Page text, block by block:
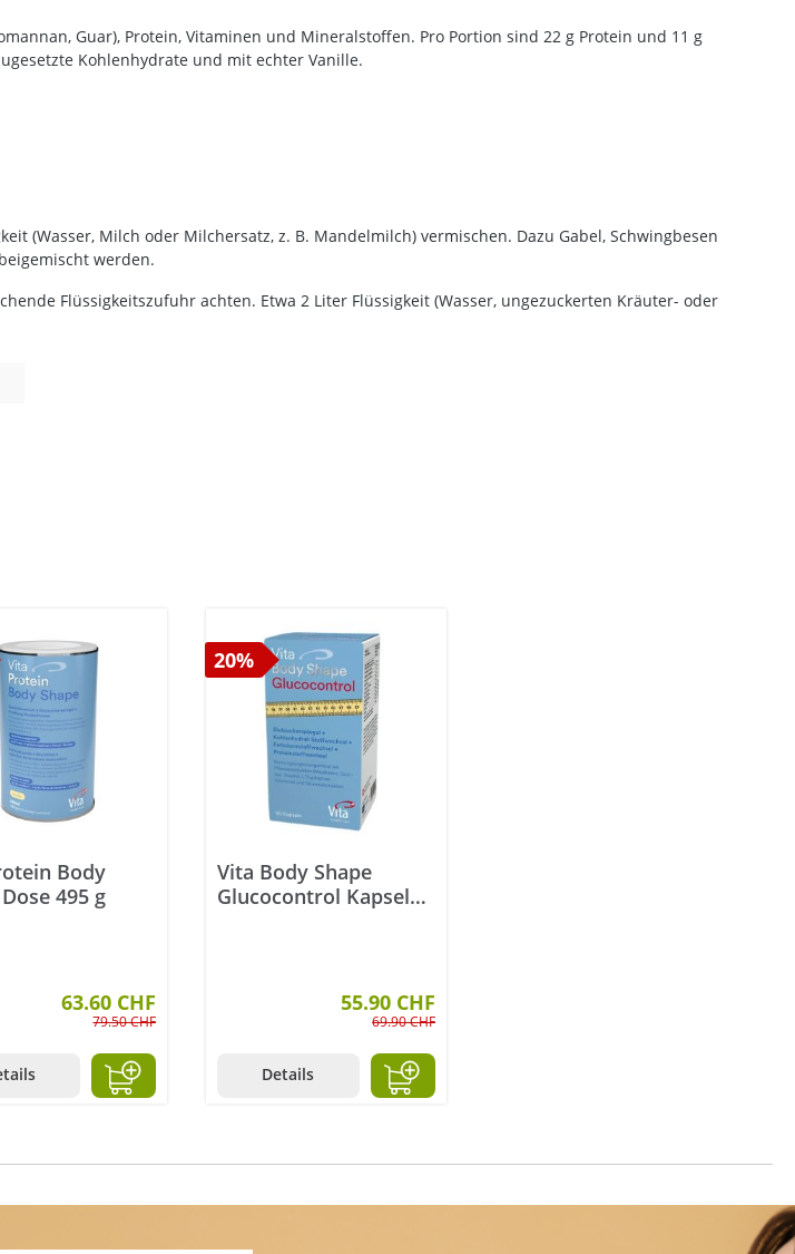
Guar), Protein, Vitaminen und Mineralstoffen. Pro Portion sind 22 g Protein und 11 g
Kohlenhydrate und mit echter Vanille.
(Wasser, Milch oder Milchersatz, z. B. Mandelmilch) vermischen. Dazu Gabel, Schwingbesen
werden.
Flüssigkeitszufuhr achten. Etwa 2 Liter Flüssigkeit (Wasser, ungezuckerten Kräuter- oder
Body
495 g
63.60 CHF
79.50 CHF
20%
Vita Body Shape
Glucocontrol Kapseln
55.90 CHF
69.90 CHF
Details